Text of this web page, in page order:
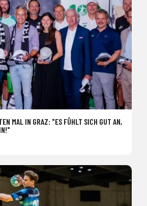
MAL IN GRAZ: "ES FÜHLT SICH GUT AN,